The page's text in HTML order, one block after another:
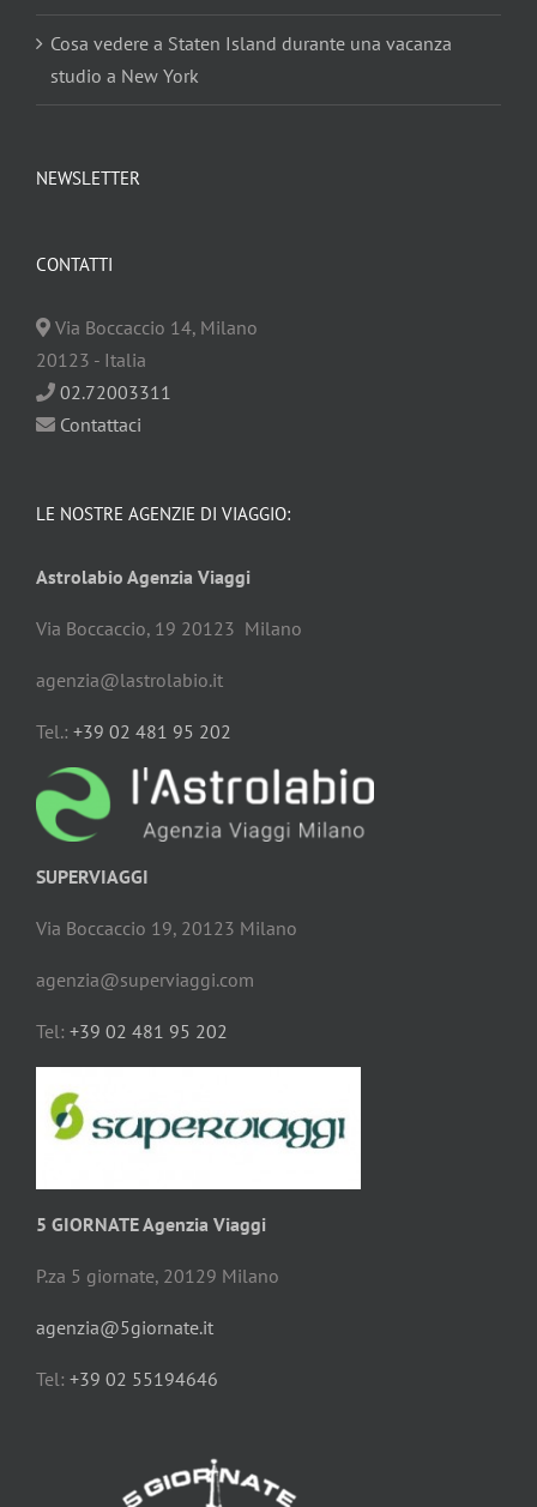
Cosa vedere a Staten Island durante una vacanza
studio a New York
NEWSLETTER
CONTATTI
Via Boccaccio 14, Milano
20123 - Italia
02.72003311
Contattaci
LE NOSTRE AGENZIE DI VIAGGIO:
Astrolabio Agenzia Viaggi
Via Boccaccio, 19 20123 Milano
agenzia@lastrolabio.it
Tel.: +39 02 481 95 202
SUPERVIAGGI
Via Boccaccio 19, 20123 Milano
agenzia@superviaggi.com
Tel: +39 02 481 95 202
5 GIORNATE Agenzia Viaggi
P.za 5 giornate, 20129 Milano
agenzia@5giornate.it
Tel: +39 02 55194646